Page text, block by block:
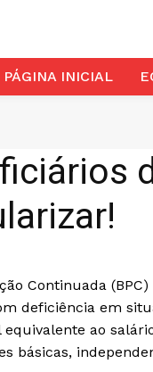
PÁGINA INICIAL
Continuada
deficiência em
ao
básicas,